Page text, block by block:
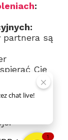
:
partnera są
Cię
się na
a z
chat live!
1